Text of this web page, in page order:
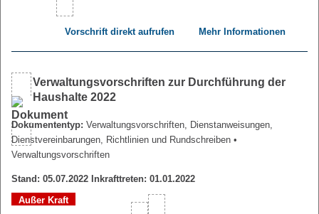
Vorschrift direkt aufrufen Mehr Informationen
Verwaltungsvorschriften zur Durchführung der
Haushalte 2022
Dokumententyp: Verwaltungsvorschriften, Dienstanweisungen,
Dienstvereinbarungen, Richtlinien und Rundschreiben •
Verwaltungsvorschriften
Stand: 05.07.2022 Inkrafttreten: 01.01.2022
Außer Kraft